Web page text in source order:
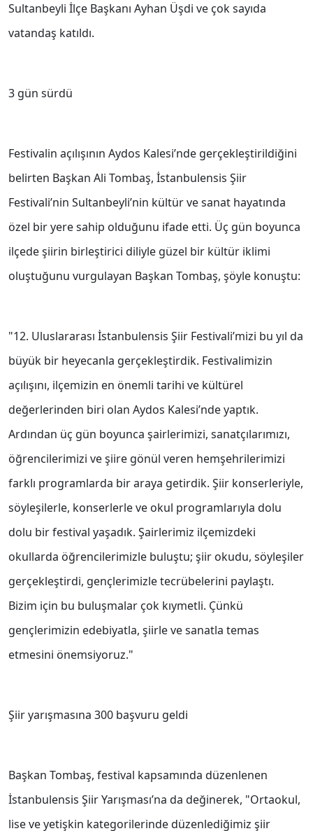
Sultanbeyli İlçe Başkanı Ayhan Üşdi ve çok sayıda
vatandaş katıldı.
3 gün sürdü
Festivalin açılışının Aydos Kalesi’nde gerçekleştirildiğini
belirten Başkan Ali Tombaş, İstanbulensis Şiir
Festivali’nin Sultanbeyli’nin kültür ve sanat hayatında
özel bir yere sahip olduğunu ifade etti. Üç gün boyunca
ilçede şiirin birleştirici diliyle güzel bir kültür iklimi
oluştuğunu vurgulayan Başkan Tombaş, şöyle konuştu:
"12. Uluslararası İstanbulensis Şiir Festivali’mizi bu yıl da
büyük bir heyecanla gerçekleştirdik. Festivalimizin
açılışını, ilçemizin en önemli tarihi ve kültürel
değerlerinden biri olan Aydos Kalesi’nde yaptık.
Ardından üç gün boyunca şairlerimizi, sanatçılarımızı,
öğrencilerimizi ve şiire gönül veren hemşehrilerimizi
farklı programlarda bir araya getirdik. Şiir konserleriyle,
söyleşilerle, konserlerle ve okul programlarıyla dolu
dolu bir festival yaşadık. Şairlerimiz ilçemizdeki
okullarda öğrencilerimizle buluştu; şiir okudu, söyleşiler
gerçekleştirdi, gençlerimizle tecrübelerini paylaştı.
Bizim için bu buluşmalar çok kıymetli. Çünkü
gençlerimizin edebiyatla, şiirle ve sanatla temas
etmesini önemsiyoruz."
Şiir yarışmasına 300 başvuru geldi
Başkan Tombaş, festival kapsamında düzenlenen
İstanbulensis Şiir Yarışması’na da değinerek, "Ortaokul,
lise ve yetişkin kategorilerinde düzenlediğimiz şiir